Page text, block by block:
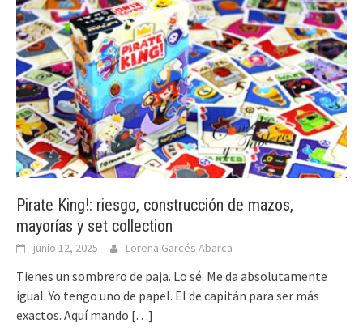
Pirate King!: riesgo, construcción de mazos,
mayorías y set collection
junio 12, 2025 Lorena Garcés Abarca
Tienes un sombrero de paja. Lo sé. Me da absolutamente
igual. Yo tengo uno de papel. El de capitán para ser más
exactos. Aquí mando […]